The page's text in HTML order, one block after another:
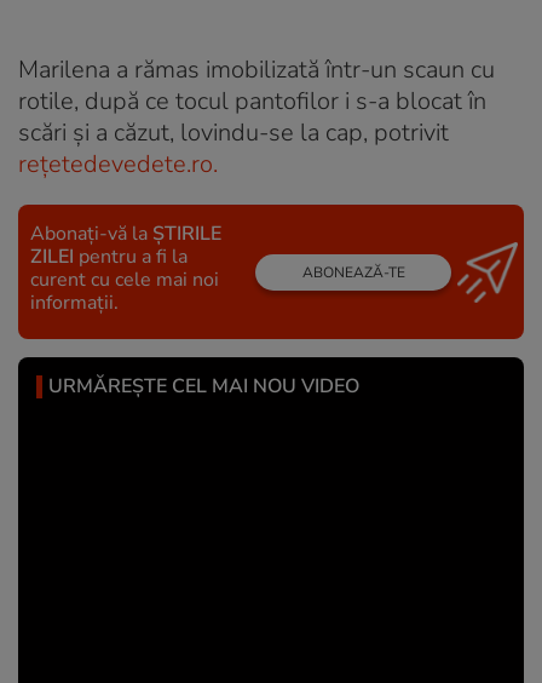
Marilena a rămas imobilizată într-un scaun cu
rotile, după ce tocul pantofilor i s-a blocat în
scări și a căzut, lovindu-se la cap, potrivit
rețetedevedete.ro.
Abonați-vă la ȘTIRILE
ZILEI pentru a fi la
curent cu cele mai noi
informații.
ABONEAZĂ-TE
URMĂREȘTE CEL MAI NOU VIDEO